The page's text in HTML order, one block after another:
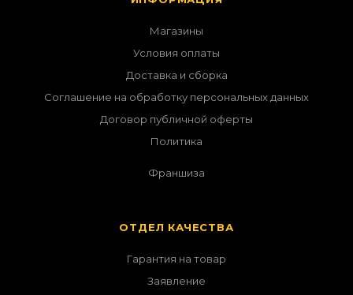
Магазины
Условия оплаты
Доставка и сборка
Соглашение на обработку персональных данных
Договор публичной оферты
Политика
Франшиза
ОТДЕЛ КАЧЕСТВА
Гарантия на товар
Заявление